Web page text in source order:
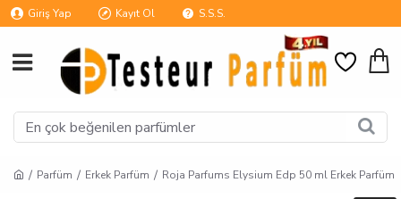
Giriş Yap Kayıt Ol S.S.S.
Parfüm Erkek Parfüm Roja Parfums Elysium Edp 50 ml Erkek Parfüm